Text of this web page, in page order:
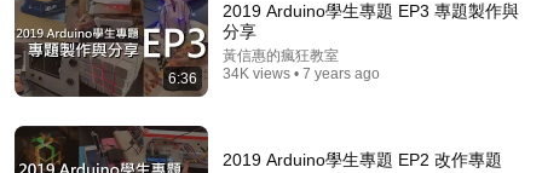
6:36
2019 Arduino學生專題 EP3 專題製作與
分享
黃信惠的瘋狂教室
34K views • 7 years ago
2019 Arduino學生專題 EP2 改作專題